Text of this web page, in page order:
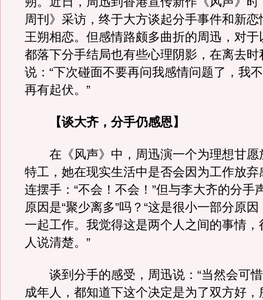
周刊》采访，终于大方谈起分手事件和新
王朔相恋。但感情路颇多曲折的周迅，对于
都落下分手结局也有些心理阴影，在离去时
说：“下次碰面不要再问我感情问题了，我
再有起伏。”
【谈大齐，分手仍感恩】
在《风声》中，周迅演一个为理想甘愿
特工，她在现实生活中是否会因为工作放弃
连摆手：“不会！不会！”但与李大齐的分手
原因是“聚少离多”吗？“这是很小一部分原
一起工作。我觉得这是两个人之间的事情，
人说清楚。”
谈到分手的感受，周迅说：“当然会可
成年人，都知道下这个决定是为了双方好，